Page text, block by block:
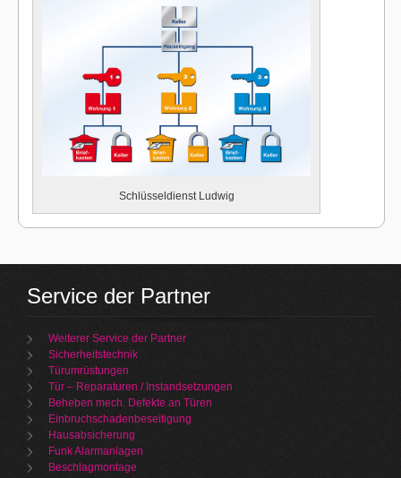
Schlüsseldienst Ludwig
Service der Partner
Weiterer Service der Partner
Sicherheitstechnik
Türumrüstungen
Tür – Reparaturen / Instandsetzungen
Beheben mech. Defekte an Türen
Einbruchschadenbeseitigung
Hausabsicherung
Funk Alarmanlagen
Beschlagmontage